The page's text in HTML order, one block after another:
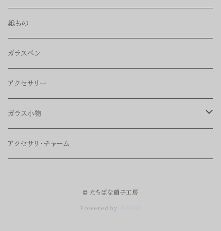
紙もの
ガラスペン
アクセサリー
ガラス小物
シーリングスタンプ軸
アクセサリ・チャーム
© たちばな硝子工房
Powered by